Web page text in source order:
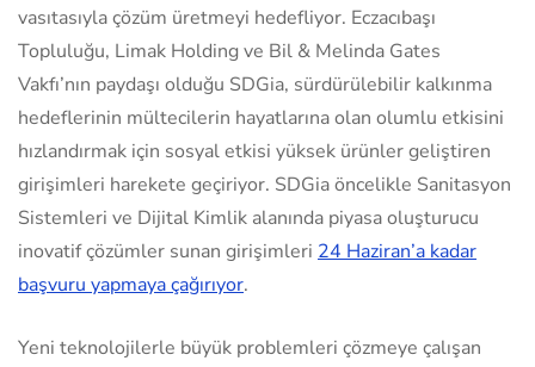
vasıtasıyla çözüm üretmeyi hedefliyor. Eczacıbaşı
Topluluğu, Limak Holding ve Bil & Melinda Gates
Vakfı’nın paydaşı olduğu SDGia, sürdürülebilir kalkınma
hedeflerinin mültecilerin hayatlarına olan olumlu etkisini
hızlandırmak için sosyal etkisi yüksek ürünler geliştiren
girişimleri harekete geçiriyor. SDGia öncelikle Sanitasyon
Sistemleri ve Dijital Kimlik alanında piyasa oluşturucu
inovatif çözümler sunan girişimleri 24 Haziran’a kadar
başvuru yapmaya çağırıyor.
Yeni teknolojilerle büyük problemleri çözmeye çalışan